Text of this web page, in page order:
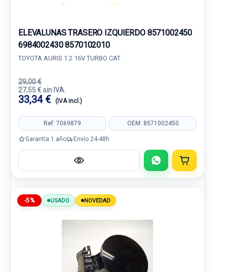
ELEVALUNAS TRASERO IZQUIERDO 8571002450
6984002430 8570102010
TOYOTA AURIS 1.2 16V TURBO CAT
29,00 €
27,55 € sin IVA.
33,34 € (IVA incl.)
Ref: 7069879 OEM: 8571002450
Garantía 1 año Envío 24-48h
-5% USADO NOVEDAD